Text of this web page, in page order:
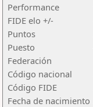
Performance
FIDE elo +/-
Puntos
Puesto
Federación
Código nacional
Código FIDE
Fecha de nacimiento